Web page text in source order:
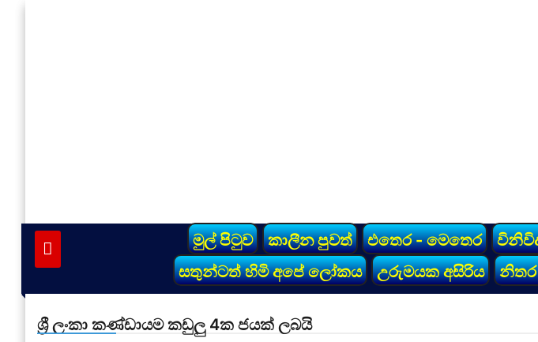
මුල් පිටුව කාලීන පුවත් එතෙර - මෙතෙර
සතුන්ටත් හිමි අපේ ලෝකය
උරුමයක අසිරිය
ශ්‍රී ලංකා කණ්ඩායම කඩුලු 4ක ජයක් ලබයි